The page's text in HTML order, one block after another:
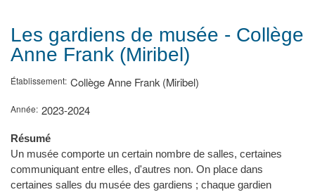
d'Ariane
Les gardiens de musée - Collège
Anne Frank (Miribel)
Établissement Collège Anne Frank (Miribel)
Année 2023-2024
Résumé
Un musée comporte un certain nombre de salles, certaines
communiquant entre elles, d'autres non. On place dans
certaines salles du musée des gardiens ; chaque gardien